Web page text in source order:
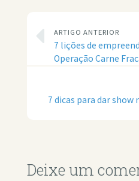
ARTIGO ANTERIOR
7 lições de
Operação Carne
7 dicas para dar
Deixe um